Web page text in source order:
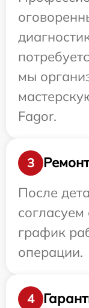
мы
Fagor.
3
После
график
операции.
4